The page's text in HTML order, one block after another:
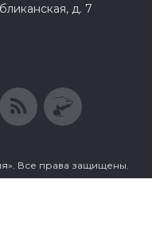
д. 7
Все права защищены.